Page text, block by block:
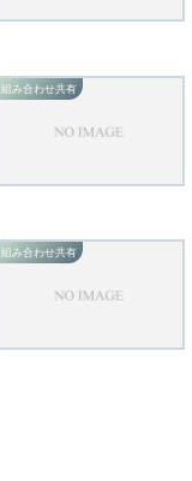
組み合わせ共有
組み合わせ共有